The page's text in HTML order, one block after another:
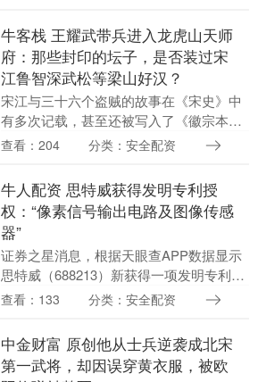
以东南亚为....
牛客栈 王耀武带兵进入龙虎山天师
府：那些封印的坛子，是否装过宋
江鲁智深武松等梁山好汉？
宋江与三十六个盗贼的故事在《宋史》中
有多次记载，甚至还被写入了《徽宗本
纪》。而在《水浒传》中，我们会发现洪
管历史上并没有出现....
查看：204 分类：安全配资
牛人配资 思特威获得发明专利授
权：“像素信号输出电路及图像传感
器”
证券之星消息，根据天眼查APP数据显示
思特威（688213）新获得一项发明专利授
权，专利名为“像素信号输出电路及图像传
查看：133 分类：安全配资
中金财富 原创他从士兵逆袭成北宋
第一武将，却因误穿黄衣服，被欧